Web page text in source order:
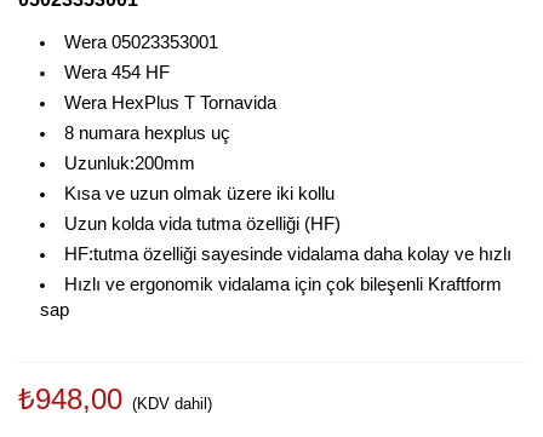
Wera 05023353001
Wera 454 HF
Wera HexPlus T Tornavida
8 numara hexplus uç
Uzunluk:200mm
Kısa ve uzun olmak üzere iki kollu
Uzun kolda vida tutma özelliği (HF)
HF:tutma özelliği sayesinde vidalama daha kolay ve hızlı
Hızlı ve ergonomik vidalama için çok bileşenli Kraftform
sap
₺948,00 (KDV dahil)